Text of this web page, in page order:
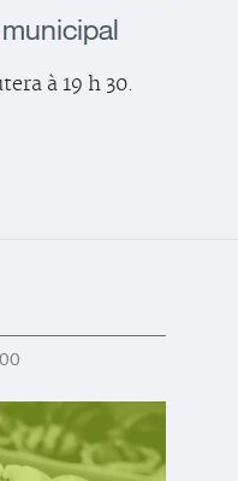
à 19 h 30.